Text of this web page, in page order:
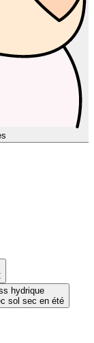
hydrique
sol sec en été